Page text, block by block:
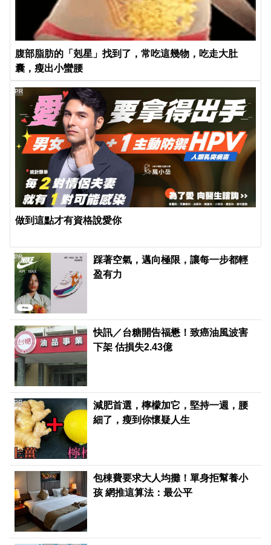
腹部脂肪的「剋星」找到了，常吃這幾物，吃走大肚
囊，瘦出小蠻腰
做到這點才有資格說愛你
PR
踩著空氣，邁向極限，讓每一步都輕
盈有力
PR
快訊／台糖開告福懋！致癌油風波害
下架 估損失2.43億
減肥首選，檸檬加它，堅持一週，腰
細了，瘦到你懷疑人生
PR
包棟費要求大人均攤！單身拒幫養小
孩 網推這算法：最公平